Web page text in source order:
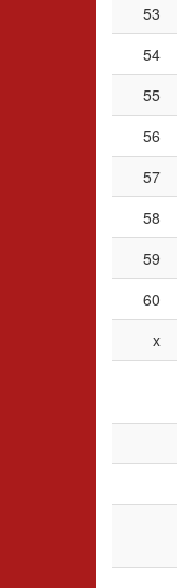
53
54
55
56
57
58
59
60
x